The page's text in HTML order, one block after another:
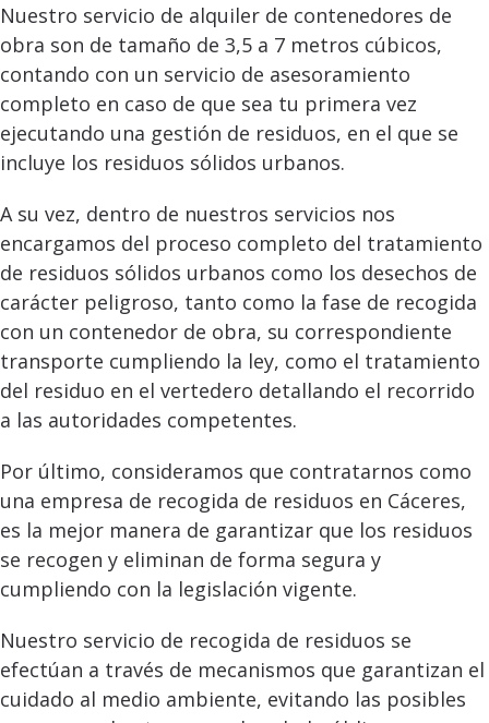
Nuestro servicio de alquiler de contenedores de
obra son de tamaño de 3,5 a 7 metros cúbicos,
contando con un servicio de asesoramiento
completo en caso de que sea tu primera vez
ejecutando una gestión de residuos, en el que se
incluye los residuos sólidos urbanos.
A su vez, dentro de nuestros servicios nos
encargamos del proceso completo del tratamiento
de residuos sólidos urbanos como los desechos de
carácter peligroso, tanto como la fase de recogida
con un contenedor de obra, su correspondiente
transporte cumpliendo la ley, como el tratamiento
del residuo en el vertedero detallando el recorrido
a las autoridades competentes.
Por último, consideramos que contratarnos como
una empresa de recogida de residuos en Cáceres,
es la mejor manera de garantizar que los residuos
se recogen y eliminan de forma segura y
cumpliendo con la legislación vigente.
Nuestro servicio de recogida de residuos se
efectúan a través de mecanismos que garantizan el
cuidado al medio ambiente, evitando las posibles